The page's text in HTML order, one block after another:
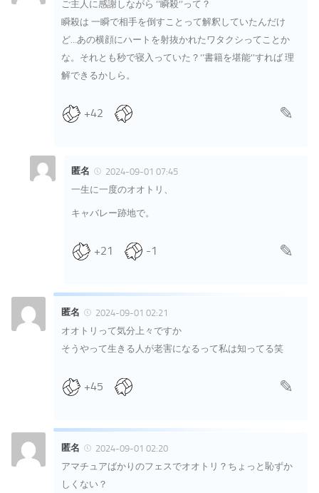
ご主人に感謝しながら ‘’瞬殺‘’って？
瞬殺は 一瞬で相手を倒すことって解釈していたんだけ
ど…あの横顔にハートを射抜かれたワタクシってことか
な。それとも秒で寝入っていた？‘’書籍を堪能‘’すれば 理
解できるかしら。
+42
匿名
2024-09-01 07:45
一生に一度のオオトリ、
キャバレー跡地で。
+21 -1
匿名
2024-09-01 02:21
オオトリって気分上々ですか
そうやって生きる人が老害になるって私は知ってる笑
+45
匿名
2024-09-01 02:20
アマチュアばかりのフェスでオオトリ？ちょっと恥ずか
しくない？